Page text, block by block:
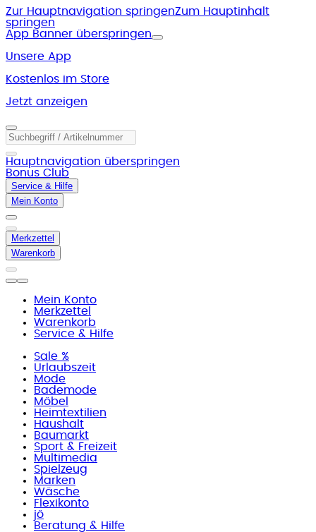
Zur Hauptnavigation springenZum Hauptinhalt
springen
App Banner überspringen
Unsere App
Kostenlos im Store
Jetzt anzeigen
Hauptnavigation überspringen
Bonus Club
Service & Hilfe
Mein Konto
Merkzettel
Warenkorb
Mein Konto
Merkzettel
Warenkorb
Service & Hilfe
Sale %
Urlaubszeit
Mode
Bademode
Möbel
Heimtextilien
Haushalt
Baumarkt
Sport & Freizeit
Multimedia
Spielzeug
Marken
Wäsche
Flexikonto
jö
Beratung & Hilfe